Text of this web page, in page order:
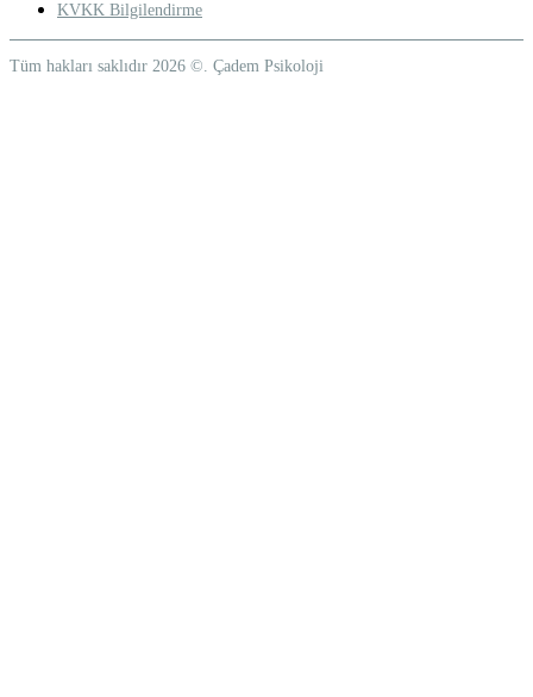
KVKK Bilgilendirme
Tüm hakları saklıdır 2026 ©. Çadem Psikoloji